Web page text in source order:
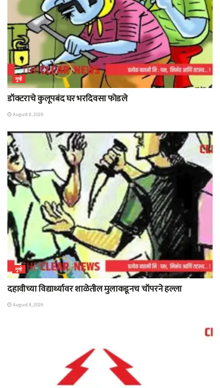
गुन्हे
डॉक्टराचे कुलूपबंद घर भरदिवसा फोडले
August 8, 2026
गुन्हे
दहावीच्या विद्यार्थ्यावर शाळेतील मुलाकडूनच चॉपरने हल्ला
August 8, 2026